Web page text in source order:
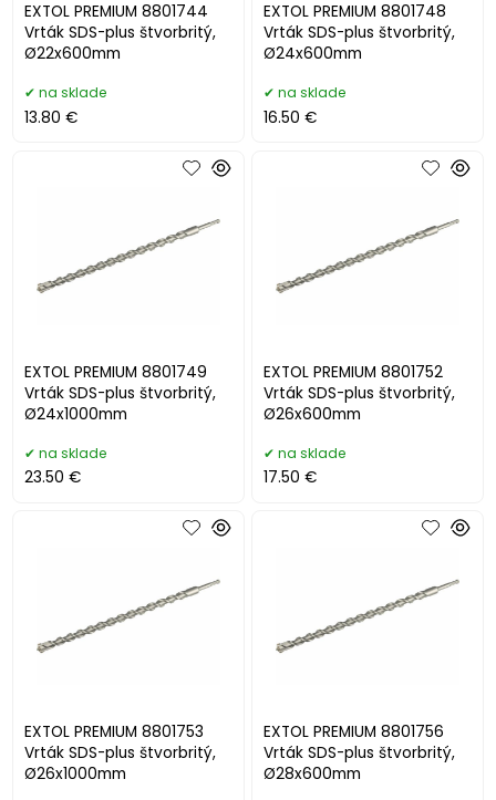
EXTOL PREMIUM 8801744
Vrták SDS-plus štvorbritý,
Ø22x600mm
na sklade
13.80 €
EXTOL PREMIUM 8801748
Vrták SDS-plus štvorbritý,
Ø24x600mm
na sklade
16.50 €
EXTOL PREMIUM 8801749
Vrták SDS-plus štvorbritý,
Ø24x1000mm
na sklade
23.50 €
EXTOL PREMIUM 8801752
Vrták SDS-plus štvorbritý,
Ø26x600mm
na sklade
17.50 €
EXTOL PREMIUM 8801753
Vrták SDS-plus štvorbritý,
Ø26x1000mm
EXTOL PREMIUM 8801756
Vrták SDS-plus štvorbritý,
Ø28x600mm